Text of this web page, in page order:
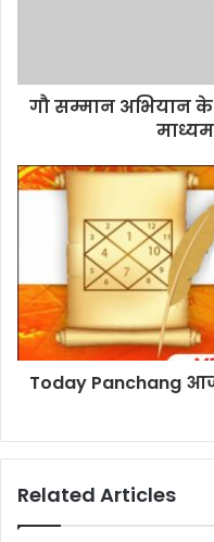
गौ सम्मान अभियान
Today Panchang
Related Articles